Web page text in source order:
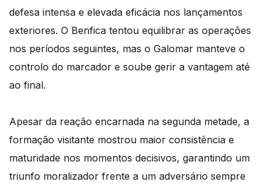
defesa intensa e elevada eficácia nos lançamentos
exteriores. O Benfica tentou equilibrar as operações
nos períodos seguintes, mas o Galomar manteve o
controlo do marcador e soube gerir a vantagem até
ao final.
Apesar da reação encarnada na segunda metade, a
formação visitante mostrou maior consistência e
maturidade nos momentos decisivos, garantindo um
triunfo moralizador frente a um adversário sempre